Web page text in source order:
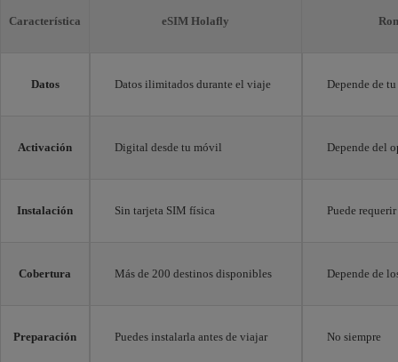
Característica eSIM Holafly
Datos Datos ilimitados durante el viaje Depende de
Activación Digital desde tu móvil Depende del
Instalación Sin tarjeta SIM física Puede
Cobertura Más de 200 destinos disponibles Depende de
Preparación Puedes instalarla antes de viajar No siempre